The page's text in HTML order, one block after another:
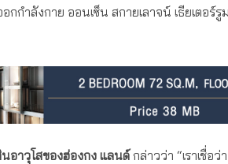
กำลังกาย ออนเซ็น สกายเลาจน์ เธียเตอร์รู
อาวุโสของฮ่องกง แลนด์กล่าวว่า “เราเชื่อ